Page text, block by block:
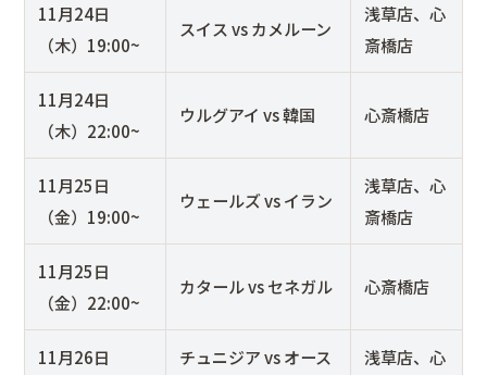
11月24日
（木）19:00~
スイス vs カメルーン
浅草店、心
斎橋店
11月24日
（木）22:00~
ウルグアイ vs 韓国 心斎橋店
11月25日
（金）19:00~
ウェールズ vs イラン
浅草店、心
斎橋店
11月25日
（金）22:00~
カタール vs セネガル 心斎橋店
11月26日
チュニジア vs オース
浅草店、心